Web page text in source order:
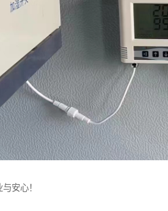
安心！